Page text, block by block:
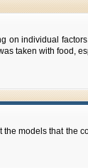
individual
taken with food,
models that